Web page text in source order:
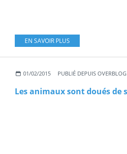
EN SAVOIR PLUS
DESSINS D'ACTU
01/02/2015 PUBLIÉ DEPUIS OVERBLOG